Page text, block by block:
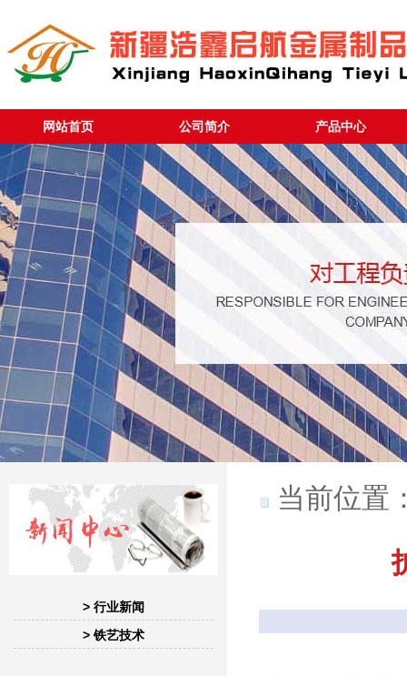
网站首页 公司简介 产品中心
> 行业新闻
> 铁艺技术
当前位置